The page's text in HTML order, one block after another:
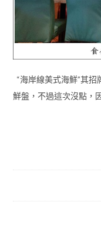
“海岸線美式海鮮”其
鮮盤，不過這次沒點，